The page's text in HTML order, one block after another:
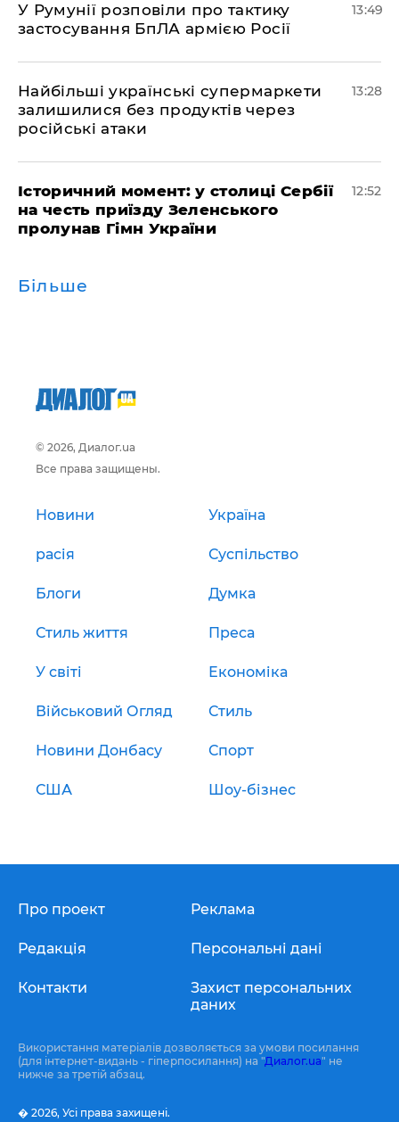
У Румунії розповіли про тактику
застосування БпЛА армією Росії
13:49
Найбільші українські супермаркети
залишилися без продуктів через
російські атаки
13:28
Історичний момент: у столиці Сербії
на честь приїзду Зеленського
пролунав Гімн України
12:52
Більше
© 2026, Диалог.ua
Все права защищены.
Новини Україна
расія Суспільство
Блоги Думка
Стиль життя Преса
У світі Економіка
Військовий Огляд Стиль
Новини Донбасу Спорт
США Шоу-бізнес
Про проект
Редакція
Контакти
Реклама
Персональні дані
Захист персональних
даних
Використання матеріалів дозволяється за умови посилання
(для інтернет-видань - гіперпосилання) на "Диалог.ua" не
нижче за третій абзац.
� 2026, Усі права захищені.